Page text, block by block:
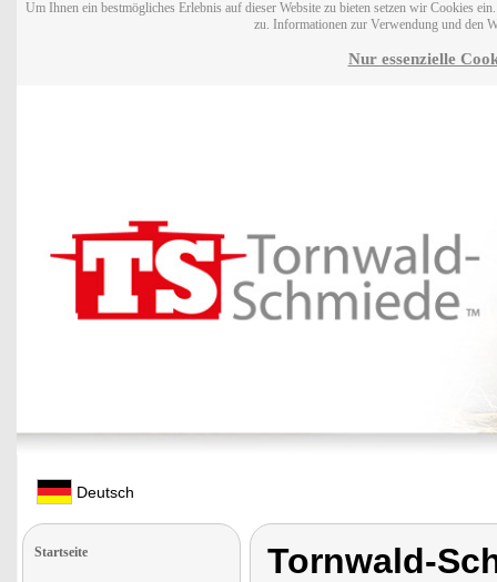
Um Ihnen ein bestmögliches Erlebnis auf dieser Website zu bieten setzen wir Cookies
zu. Informationen zur Verwendung und den
Nur essenzielle
Deutsch
Startseite Tornwald-